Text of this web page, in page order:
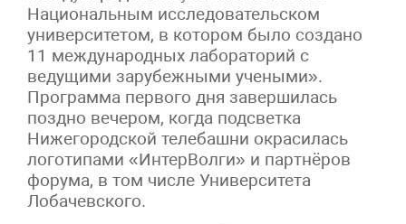
Национальным исследовательском
университетом, в котором было создано
11 международных лабораторий с
ведущими зарубежными учеными».
Программа первого дня завершилась
поздно вечером, когда подсветка
Нижегородской телебашни окрасилась
логотипами «ИнтерВолги» и партнёров
форума, в том числе Университета
Лобачевского.